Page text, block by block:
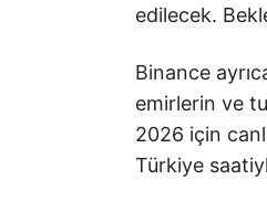
edilecek.
Binance
emirlerin ve
2026 için
Türkiye